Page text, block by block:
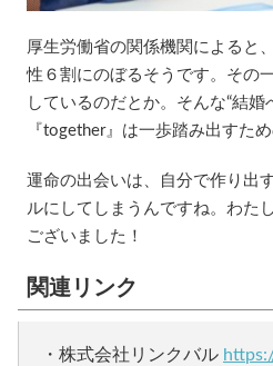
厚生労働省の関係機関によると
性６割にのぼるそうです。その
しているのだとか。そんな“結
『together』は一歩踏み出すた
運命の出会いは、自分で作り出
ルにしてしまうんですね。わた
ございました！
関連リンク
・株式会社リンクバル